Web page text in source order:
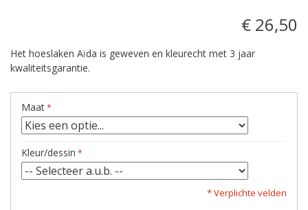
€ 26,50
Het hoeslaken Aïda is geweven en kleurecht met 3 jaar
kwaliteitsgarantie.
Maat
Kleur/dessin
* Verplichte velden